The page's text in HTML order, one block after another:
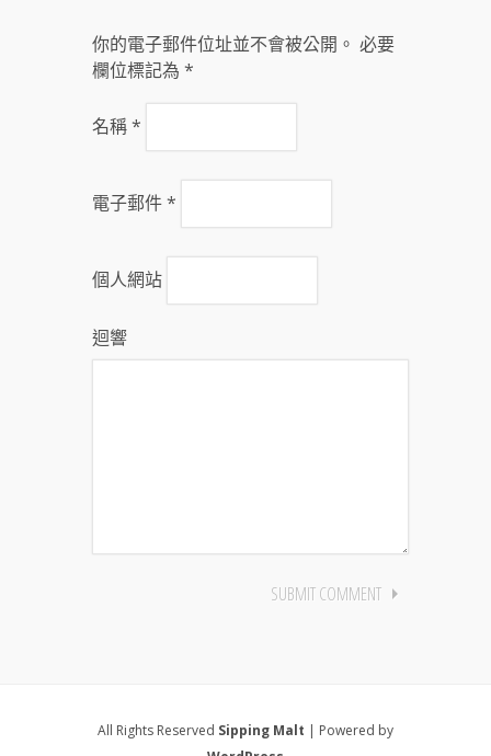
你的電子郵件位址並不會被公開。 必要
欄位標記為 *
名稱*
電子郵件*
個人網站
迴響
All Rights Reserved Sipping Malt | Powered by